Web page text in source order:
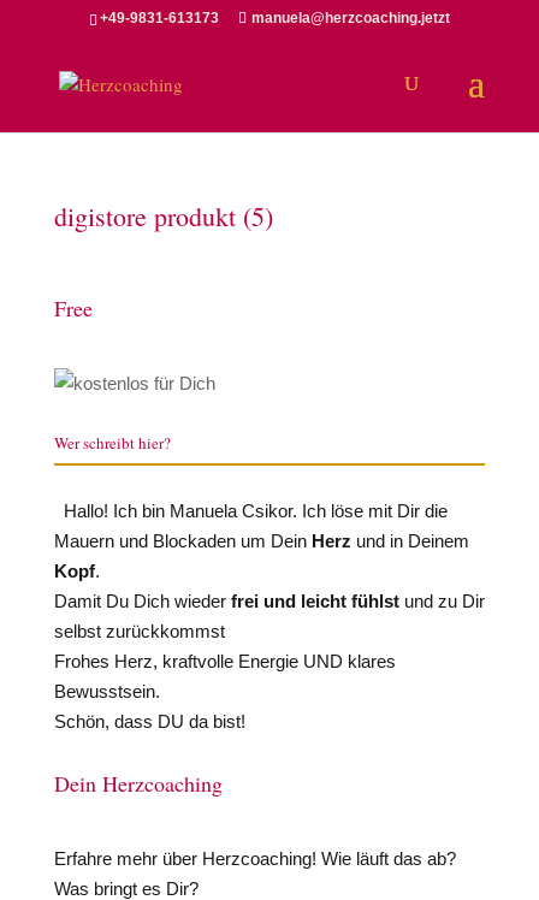
+49-9831-613173 manuela@herzcoaching.jetzt
digistore produkt (5)
Free
Wer schreibt hier?
Hallo! Ich bin Manuela Csikor. Ich löse mit Dir die
Mauern und Blockaden um Dein Herz und in Deinem
Kopf.
Damit Du Dich wieder frei und leicht fühlstund zu Dir
selbst zurückkommst
Frohes Herz, kraftvolle Energie UND klares
Bewusstsein.
Schön, dass DU da bist!
Dein Herzcoaching
Erfahre mehr über Herzcoaching! Wie läuft das ab?
Was bringt es Dir?